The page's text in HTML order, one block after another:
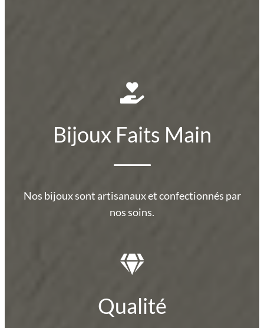
Bijoux Faits Main
Nos bijoux sont artisanaux et confectionnés par
nos soins.
Qualité